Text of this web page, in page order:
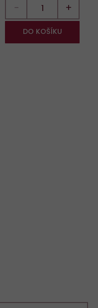
− +
DO KOŠÍKU